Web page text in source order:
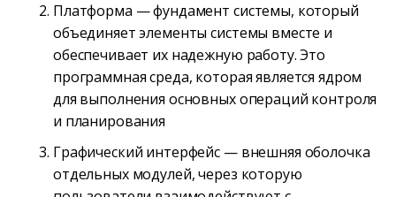
Платформа — фундамент системы, который
объединяет элементы системы вместе и
обеспечивает их надежную работу. Это
программная среда, которая является ядром
для выполнения основных операций контроля
и планирования
Графический интерфейс — внешняя оболочка
отдельных модулей, через которую